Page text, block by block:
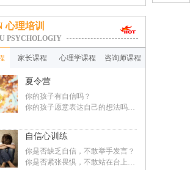
理培训
PSYCHOLOGIY
家长课程 心理学课程 咨询师课程
夏令营
你的孩子有自信吗？
你的孩子愿意表达自己的想法吗？
你的孩子社会技能训练了吗？
想让你的孩子身心都得到锻炼吗？
身：通过禅舞，户外定向，徒步等
方式打开身体的机能，调整身体的
自信心训练
你是否缺乏自信，不敢举手发言？
你是否紧张畏惧，不敢站在台上说